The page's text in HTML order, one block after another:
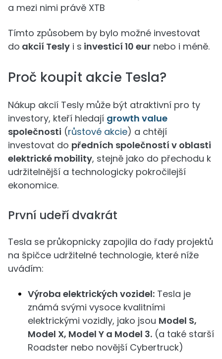
a mezi nimi právě XTB
Tímto způsobem by bylo možné investovat
do akcií Tesly i s investicí 10 eur nebo i méně.
Proč koupit akcie Tesla?
Nákup akcií Tesly může být atraktivní pro ty
investory, kteří hledají growth value
společnosti (růstové akcie) a chtějí
investovat do předních společností v oblasti
elektrické mobility, stejně jako do přechodu k
udržitelnější a technologicky pokročilejší
ekonomice.
První udeří dvakrát
Tesla se průkopnicky zapojila do řady projektů
na špičce udržitelné technologie, které níže
uvádím:
Výroba elektrických vozidel: Tesla je
známá svými vysoce kvalitními
elektrickými vozidly, jako jsou Model S,
Model X, Model Y a Model 3. (a také starší
Roadster nebo novější Cybertruck)